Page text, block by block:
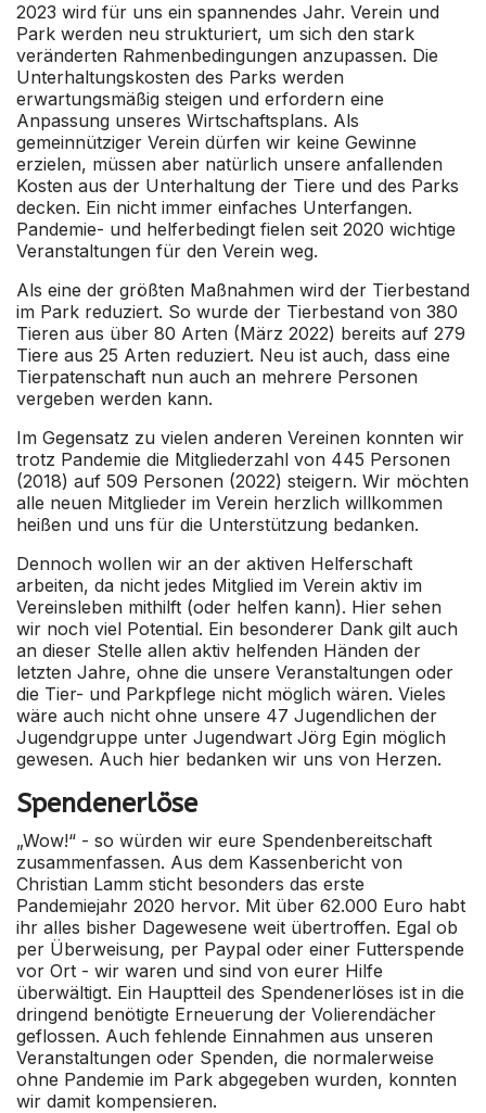
2023 wird für uns ein spannendes Jahr. Verein und
Park werden neu strukturiert, um sich den stark
veränderten Rahmenbedingungen anzupassen. Die
Unterhaltungskosten des Parks werden
erwartungsmäßig steigen und erfordern eine
Anpassung unseres Wirtschaftsplans. Als
gemeinnütziger Verein dürfen wir keine Gewinne
erzielen, müssen aber natürlich unsere anfallenden
Kosten aus der Unterhaltung der Tiere und des Parks
decken. Ein nicht immer einfaches Unterfangen.
Pandemie- und helferbedingt fielen seit 2020 wichtige
Veranstaltungen für den Verein weg.
Als eine der größten Maßnahmen wird der Tierbestand
im Park reduziert. So wurde der Tierbestand von 380
Tieren aus über 80 Arten (März 2022) bereits auf 279
Tiere aus 25 Arten reduziert. Neu ist auch, dass eine
Tierpatenschaft nun auch an mehrere Personen
vergeben werden kann.
Im Gegensatz zu vielen anderen Vereinen konnten wir
trotz Pandemie die Mitgliederzahl von 445 Personen
(2018) auf 509 Personen (2022) steigern. Wir möchten
alle neuen Mitglieder im Verein herzlich willkommen
heißen und uns für die Unterstützung bedanken.
Dennoch wollen wir an der aktiven Helferschaft
arbeiten, da nicht jedes Mitglied im Verein aktiv im
Vereinsleben mithilft (oder helfen kann). Hier sehen
wir noch viel Potential. Ein besonderer Dank gilt auch
an dieser Stelle allen aktiv helfenden Händen der
letzten Jahre, ohne die unsere Veranstaltungen oder
die Tier- und Parkpflege nicht möglich wären. Vieles
wäre auch nicht ohne unsere 47 Jugendlichen der
Jugendgruppe unter Jugendwart Jörg Egin möglich
gewesen. Auch hier bedanken wir uns von Herzen.
Spendenerlöse
„Wow!“ - so würden wir eure Spendenbereitschaft
zusammenfassen. Aus dem Kassenbericht von
Christian Lamm sticht besonders das erste
Pandemiejahr 2020 hervor. Mit über 62.000 Euro habt
ihr alles bisher Dagewesene weit übertroffen. Egal ob
per Überweisung, per Paypal oder einer Futterspende
vor Ort - wir waren und sind von eurer Hilfe
überwältigt. Ein Hauptteil des Spendenerlöses ist in die
dringend benötigte Erneuerung der Volierendächer
geflossen. Auch fehlende Einnahmen aus unseren
Veranstaltungen oder Spenden, die normalerweise
ohne Pandemie im Park abgegeben wurden, konnten
wir damit kompensieren.